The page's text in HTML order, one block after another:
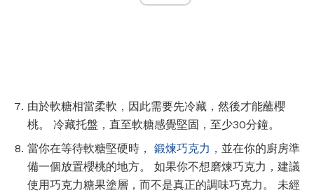
由於軟糖相當柔軟，因此需要先冷藏，然後才能蘸櫻
桃。 冷藏托盤，直至軟糖感覺堅固，至少30分鐘。
當你在等待軟糖堅硬時， 鍛煉巧克力， 並在你的廚房準
備一個放置櫻桃的地方。 如果你不想磨煉巧克力，建議
使用巧克力糖果塗層，而不是真正的調味巧克力。 未經